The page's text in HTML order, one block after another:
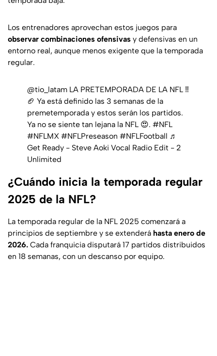
Los entrenadores aprovechan estos juegos para
observar combinaciones ofensivas y defensivas en un
entorno real, aunque menos exigente que la temporada
regular.
@tio_latam LA PRETEMPORADA DE LA NFL ‼
🏈 Ya está definido las 3 semanas de la
premetemporada y estos serán los partidos.
Ya no se siente tan lejana la NFL 😍. #NFL
#NFLMX #NFLPreseason #NFLFootball ♬
Get Ready - Steve Aoki Vocal Radio Edit - 2
Unlimited
¿Cuándo inicia la temporada regular
2025 de la NFL?
La temporada regular de la NFL 2025 comenzará a
principios de septiembre y se extenderá hasta enero de
2026. Cada franquicia disputará 17 partidos distribuidos
en 18 semanas, con un descanso por equipo.